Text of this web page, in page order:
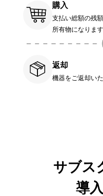
購入
支払い総額の残
所有物になります
返却
機器をご返却い
サブス
導